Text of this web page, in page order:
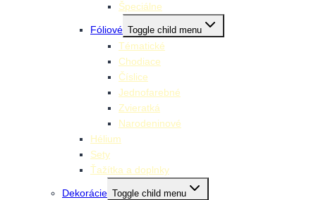
Špeciálne
Fóliové Toggle child menu
Tématické
Chodiace
Číslice
Jednofarebné
Zvieratká
Narodeninové
Hélium
Sety
Ťažítka a doplnky
Dekorácie Toggle child menu